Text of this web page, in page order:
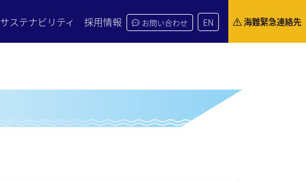
サステナビリティ 採用情報 お問い合わせ EN 海難緊急連絡先